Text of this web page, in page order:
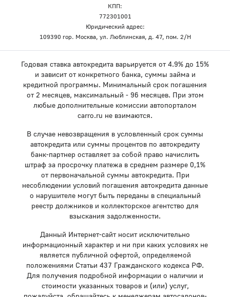
КПП:
772301001
Юридический адрес:
109390 гор. Москва, ул. Люблинская, д. 47, пом. 2/Н
Годовая ставка автокредита варьируется от 4.9% до 15%
и зависит от конкретного банка, суммы займа и
кредитной программы. Минимальный срок погашения
от 2 месяцев, максимальный - 96 месяцев. При этом
любые дополнительные комиссии автопорталом
carro.ru не взимаются.
В случае невозвращения в условленный срок суммы
автокредита или суммы процентов по автокредиту
банк-партнер оставляет за собой право начислить
штраф за просрочку платежа в среднем размере 0,1%
от первоначальной суммы автокредита. При
несоблюдении условий погашения автокредита данные
о нарушителе могут быть переданы в специальный
реестр должников и коллекторское агентство для
взыскания задолженности.
Данный Интернет-сайт носит исключительно
информационный характер и ни при каких условиях не
является публичной офертой, определяемой
положениями Статьи 437 Гражданского кодекса РФ.
Для получения подробной информации о наличии и
стоимости указанных товаров и (или) услуг,